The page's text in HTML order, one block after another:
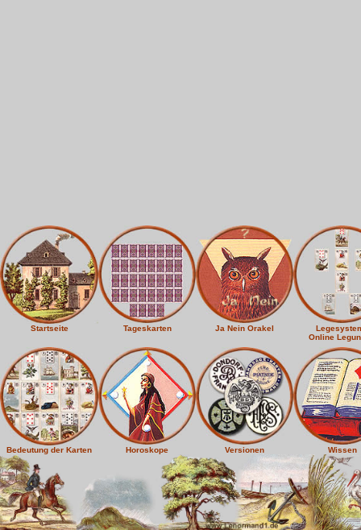
Startseite Tageskarten Ja Nein Orakel
Online
Bedeutung der Karten Horoskope Versionen Wissen